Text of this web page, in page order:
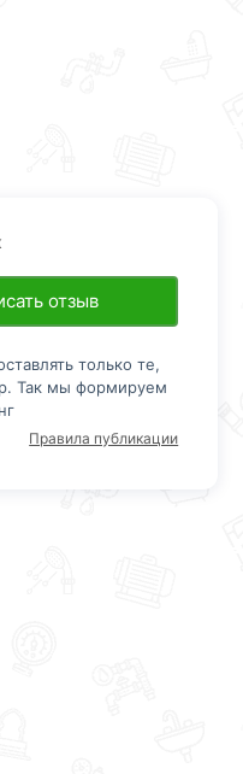
отзыв
только те,
Так мы формируем
Правила публикации